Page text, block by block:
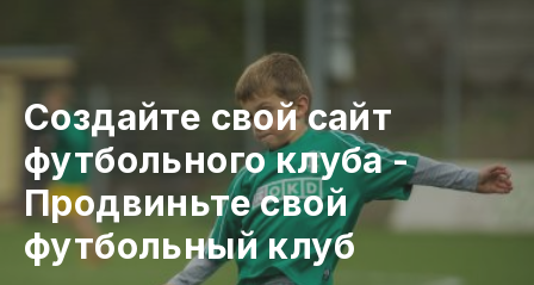
Создайте свой сайт
футбольного клуба-
Продвиньте свой
футбольный клуб